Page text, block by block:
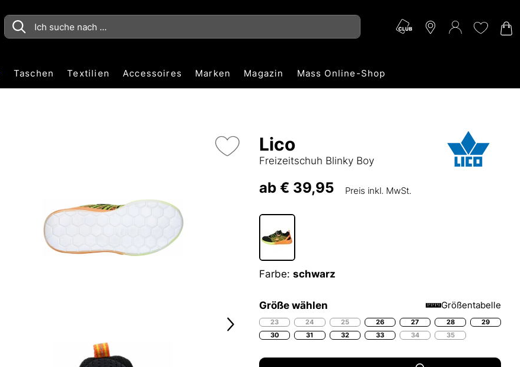
Taschen Textilien Accessoires Marken Magazin Mass Online-Shop
Lico
Freizeitschuh Blinky Boy
ab € 39,95 Preis inkl. MwSt.
Farbe: schwarz
Größe wählen Größentabelle
23 24 25 26 27 28
29
30
31 32 33 34 35